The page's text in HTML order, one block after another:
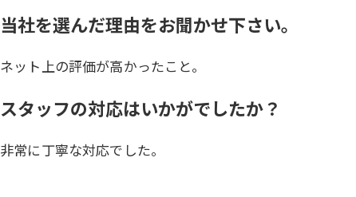
当社を選んだ理由をお聞かせ下さい。
ネット上の評価が高かったこと。
スタッフの対応はいかがでしたか？
非常に丁寧な対応でした。